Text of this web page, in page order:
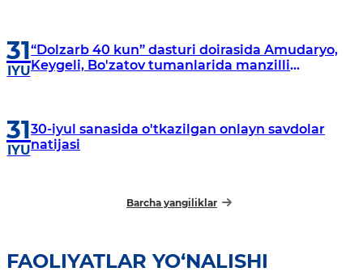
31
IYU
“Dolzarb 40 kun” dasturi doirasida Amudaryo,
Keygeli, Bo'zatov tumanlarida manzilli
31
IYU
30-iyul sanasida o'tkazilgan onlayn savdolar
natijasi
Barcha yangiliklar
FAOLIYATLAR YO‘NALISHI